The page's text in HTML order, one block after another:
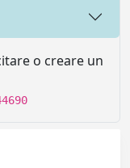
o creare un